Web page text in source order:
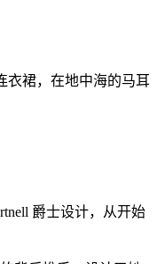
衣裙，在地中海的马耳
爵士设计，从开始